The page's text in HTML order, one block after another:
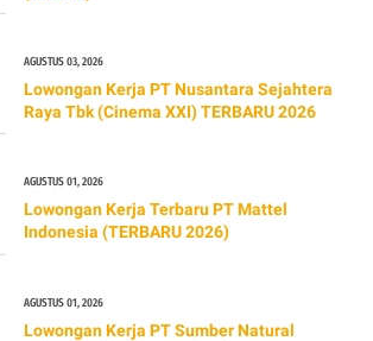
AGUSTUS 03, 2026
Lowongan Kerja PT Nusantara Sejahtera
Raya Tbk (Cinema XXI) TERBARU 2026
AGUSTUS 01, 2026
Lowongan Kerja Terbaru PT Mattel
Indonesia (TERBARU 2026)
AGUSTUS 01, 2026
Lowongan Kerja PT Sumber Natural